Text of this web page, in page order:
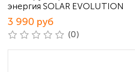
энергия SOLAR EVOLUTION
3 990 руб
(0)